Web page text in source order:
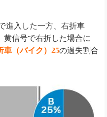
進入した一方、右折車
黄信号で右折した場合に
車（バイク）25の過失割合